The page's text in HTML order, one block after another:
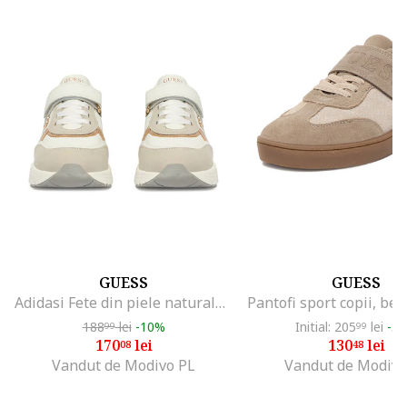
GUESS
Adidasi Fete din piele naturala, Alb
18899lei -10%
17008lei
Vandut de Modivo PL
GUESS
Initial: 20599 lei -
13048lei
Vandut de